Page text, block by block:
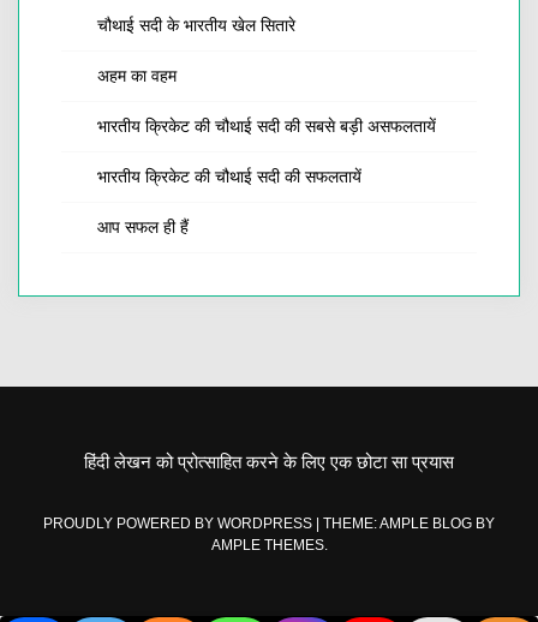
चौथाई सदी के भारतीय खेल सितारे
अहम का वहम
भारतीय क्रिकेट की चौथाई सदी की सबसे बड़ी असफलतायें
भारतीय क्रिकेट की चौथाई सदी की सफलतायें
आप सफल ही हैं
हिंदी लेखन को प्रोत्साहित करने के लिए एक छोटा सा प्रयास
PROUDLY POWERED BY WORDPRESS
THEME: AMPLE BLOG BY
AMPLE THEMES.